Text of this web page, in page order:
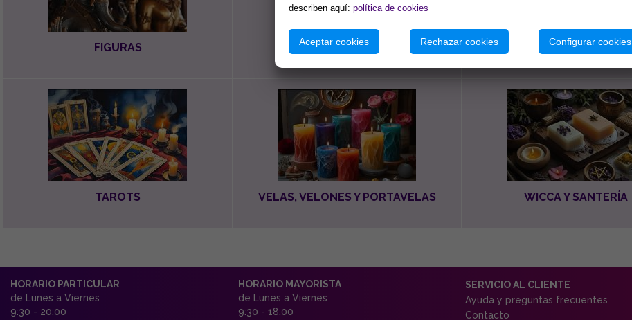
FIGURAS INCIENSOS MINERALES
TAROTS VELAS, VELONES Y PORTAVELAS WICCA Y SANTERÍA
HORARIO PARTICULAR
de Lunes a Viernes
9:30 - 20:00
HORARIO MAYORISTA
de Lunes a Viernes
9:30 - 18:00
SERVICIO AL CLIENTE
Ayuda y preguntas frecuentes
Contacto
describen aquí: política de cookies
Aceptar cookies Rechazar cookies Configurar cookies